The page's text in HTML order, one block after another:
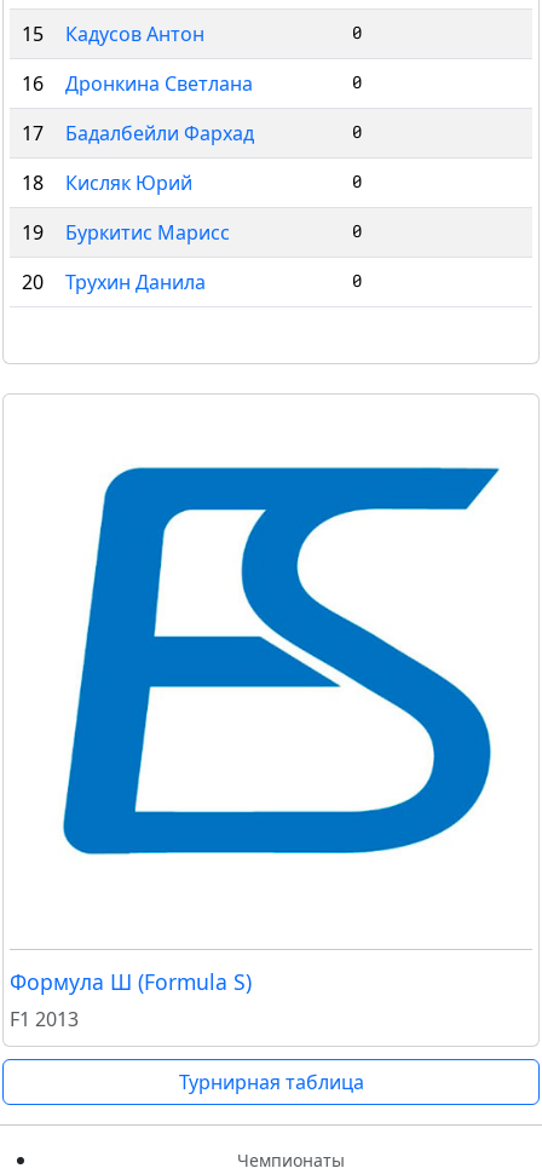
15 Кадусов Антон 0
16 Дронкина Светлана 0
17 Бадалбейли Фархад 0
18 Кисляк Юрий 0
19 Буркитис Марисс 0
20 Трухин Данила 0
Формула Ш (Formula S)
F1 2013
Турнирная таблица
Чемпионаты